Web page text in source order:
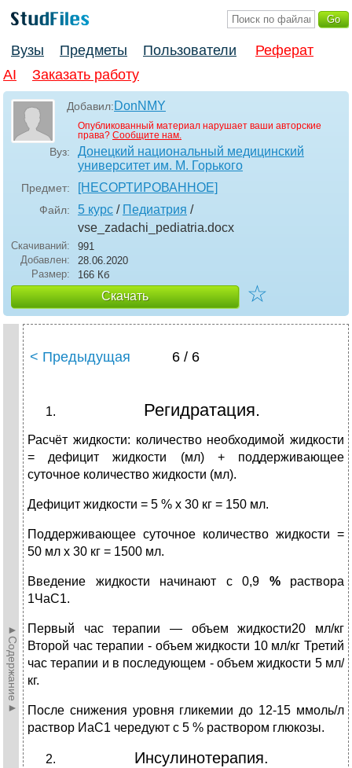
Вузы Предметы Пользователи
Реферат
AI
Заказать работу
Добавил:DonNMY
Опубликованный материал нарушает ваши авторские
права? Сообщите нам.
Вуз:
Донецкий национальный медицинский
университет им. М. Горького
Предмет: [НЕСОРТИРОВАННОЕ]
Файл: 5 курс / Педиатрия /
vse_zadachi_pediatria.docx
Скачиваний:
991
Добавлен:
28.06.2020
Размер:
166 Кб
Скачать ☆
►Содержание►
< Предыдущая 6 / 6
Регидратация.
Расчёт жидкости: количество необходимой жидкости
= дефицит жидкости (мл) + поддерживающее
суточное количество жидкости (мл).
Дефицит жидкости = 5 % х 30 кг = 150 мл.
Поддерживающее суточное количество жидкости =
50 мл х 30 кг = 1500 мл.
Введение жидкости начинают с 0,9 %раствора
1ЧаС1.
Первый час терапии — объем жидкости20 мл/кг
Второй час терапии - объем жидкости 10 мл/кг Третий
час терапии и в последующем - объем жидкости 5 мл/
кг.
После снижения уровня гликемии до 12-15 ммоль/л
раствор ИаС1 чередуют с 5 % раствором глюкозы.
Инсулинотерапия.